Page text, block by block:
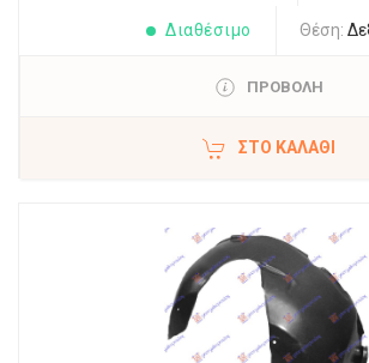
Διαθέσιμο Θέση:
ΠΡΟΒΟΛΗ
ΣΤΟ ΚΑΛΆΘΙ